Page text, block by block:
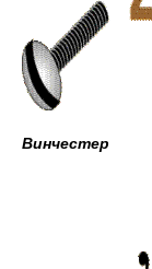
Винчестер